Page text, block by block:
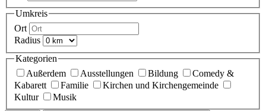
Umkreis
Ort
Radius
Kategorien
Außerdem
Ausstellungen Bildung
Comedy &
Kabarett
Familie
Kirchen und Kirchengemeinde
Kultur
Musik